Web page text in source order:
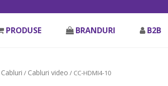
PRODUSE BRANDURI B2B
Cabluri / Cabluri video / CC-HDMI4-10